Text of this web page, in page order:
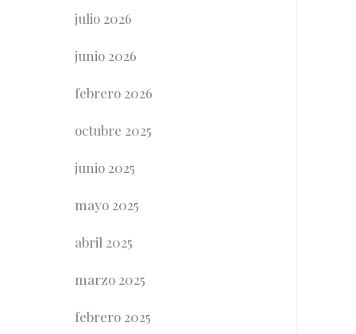
julio 2026
junio 2026
febrero 2026
octubre 2025
junio 2025
mayo 2025
abril 2025
marzo 2025
febrero 2025